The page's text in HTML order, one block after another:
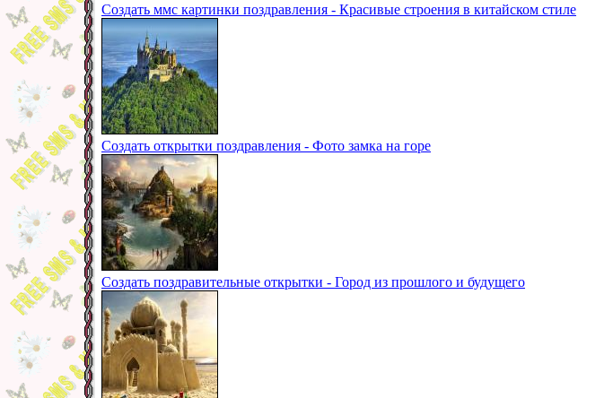
Создать ммс картинки поздравления - Красивые строения в китайском стиле
Создать открытки поздравления - Фото замка на горе
Создать поздравительные открытки - Город из прошлого и будущего